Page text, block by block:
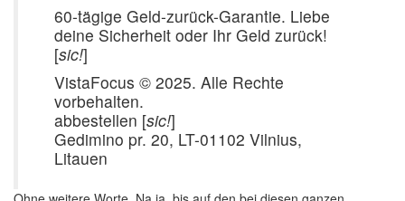
60-tägige Geld-zurück-Garantie. Liebe
deine Sicherheit oder Ihr Geld zurück!
[sic!]
VistaFocus © 2025. Alle Rechte
vorbehalten.
abbestellen [sic!]
Gedimino pr. 20, LT-01102 Vilnius,
Litauen